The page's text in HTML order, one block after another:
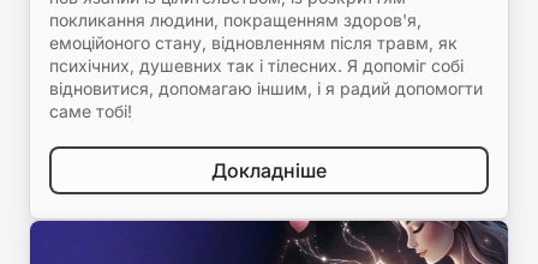
покликання людини, покращенням здоров'я,
емоційоного стану, відновленням після травм, як
психічних, душевних так і тілесних. Я допоміг собі
відновитися, допомагаю іншим, і я радий допомогти
саме тобі!
Докладніше